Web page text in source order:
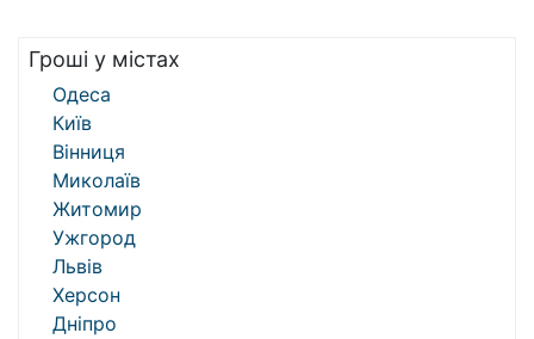
Гроші у містах
Одеса
Київ
Вінниця
Миколаїв
Житомир
Ужгород
Львів
Херсон
Дніпро